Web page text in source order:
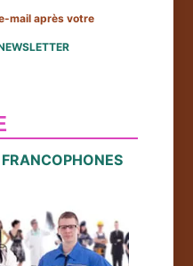
mail après votre